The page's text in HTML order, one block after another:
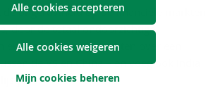
Alle cookies accepteren
Alle cookies weigeren
Mijn cookies beheren
de ongerustheid op de financiële markten
door de totaal ondoorzichtige
en tegenstrijdige berichten over een
de VS en China – en voeg ook India
lijstje.